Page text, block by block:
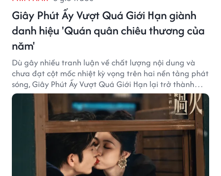
Giây Phút Ấy Vượt Quá Giới Hạn giành
danh hiệu 'Quán quân chiêu thương của
năm'
Dù gây nhiều tranh luận về chất lượng nội dung và
chưa đạt cột mốc nhiệt kỳ vọng trên hai nền tảng phát
sóng, Giây Phút Ấy Vượt Quá Giới Hạn lại trở thành
hiện tượng ở khía cạnh thương mại.